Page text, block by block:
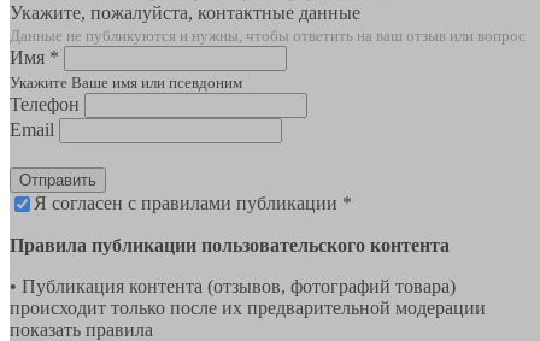
Укажите, пожалуйста, контактные данные
Данные не публикуются и нужны, чтобы ответить на ваш отзыв или вопрос
Имя *
Укажите Ваше имя или псевдоним
Телефон
Email
Отправить
Я согласен с правилами публикации *
Правила публикации пользовательского контента
• Публикация контента (отзывов, фотографий товара)
происходит только после их предварительной модерации
показать правила